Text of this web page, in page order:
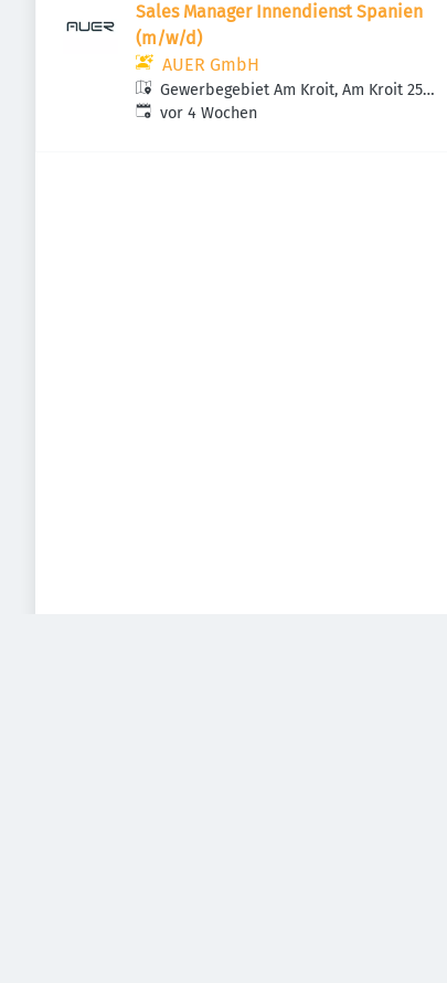
Sales Manager Innendienst Spanien
(m/w/d)
AUER GmbH
Gewerbegebiet Am Kroit, Am Kroit 25-
27, 83123 Amerang, Deutschland
Veröffentlicht:
vor 4 Wochen